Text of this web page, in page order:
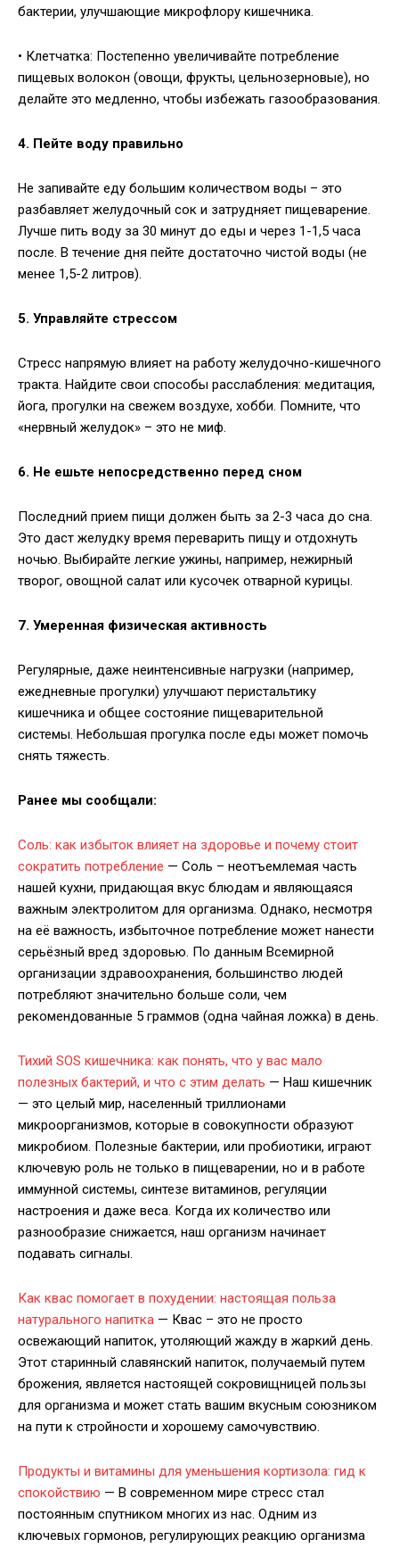
бактерии, улучшающие микрофлору кишечника.
• Клетчатка: Постепенно увеличивайте потребление
пищевых волокон (овощи, фрукты, цельнозерновые), но
делайте это медленно, чтобы избежать газообразования.
4. Пейте воду правильно
Не запивайте еду большим количеством воды – это
разбавляет желудочный сок и затрудняет пищеварение.
Лучше пить воду за 30 минут до еды и через 1-1,5 часа
после. В течение дня пейте достаточно чистой воды (не
менее 1,5-2 литров).
5. Управляйте стрессом
Стресс напрямую влияет на работу желудочно-кишечного
тракта. Найдите свои способы расслабления: медитация,
йога, прогулки на свежем воздухе, хобби. Помните, что
«нервный желудок» – это не миф.
6. Не ешьте непосредственно перед сном
Последний прием пищи должен быть за 2-3 часа до сна.
Это даст желудку время переварить пищу и отдохнуть
ночью. Выбирайте легкие ужины, например, нежирный
творог, овощной салат или кусочек отварной курицы.
7. Умеренная физическая активность
Регулярные, даже неинтенсивные нагрузки (например,
ежедневные прогулки) улучшают перистальтику
кишечника и общее состояние пищеварительной
системы. Небольшая прогулка после еды может помочь
снять тяжесть.
Ранее мы сообщали:
Соль: как избыток влияет на здоровье и почему стоит
сократить потребление — Соль – неотъемлемая часть
нашей кухни, придающая вкус блюдам и являющаяся
важным электролитом для организма. Однако, несмотря
на её важность, избыточное потребление может нанести
серьёзный вред здоровью. По данным Всемирной
организации здравоохранения, большинство людей
потребляют значительно больше соли, чем
рекомендованные 5 граммов (одна чайная ложка) в день.
Тихий SOS кишечника: как понять, что у вас мало
полезных бактерий, и что с этим делать — Наш кишечник
— это целый мир, населенный триллионами
микроорганизмов, которые в совокупности образуют
микробиом. Полезные бактерии, или пробиотики, играют
ключевую роль не только в пищеварении, но и в работе
иммунной системы, синтезе витаминов, регуляции
настроения и даже веса. Когда их количество или
разнообразие снижается, наш организм начинает
подавать сигналы.
Как квас помогает в похудении: настоящая польза
натурального напитка — Квас – это не просто
освежающий напиток, утоляющий жажду в жаркий день.
Этот старинный славянский напиток, получаемый путем
брожения, является настоящей сокровищницей пользы
для организма и может стать вашим вкусным союзником
на пути к стройности и хорошему самочувствию.
Продукты и витамины для уменьшения кортизола: гид к
спокойствию — В современном мире стресс стал
постоянным спутником многих из нас. Одним из
ключевых гормонов, регулирующих реакцию организма